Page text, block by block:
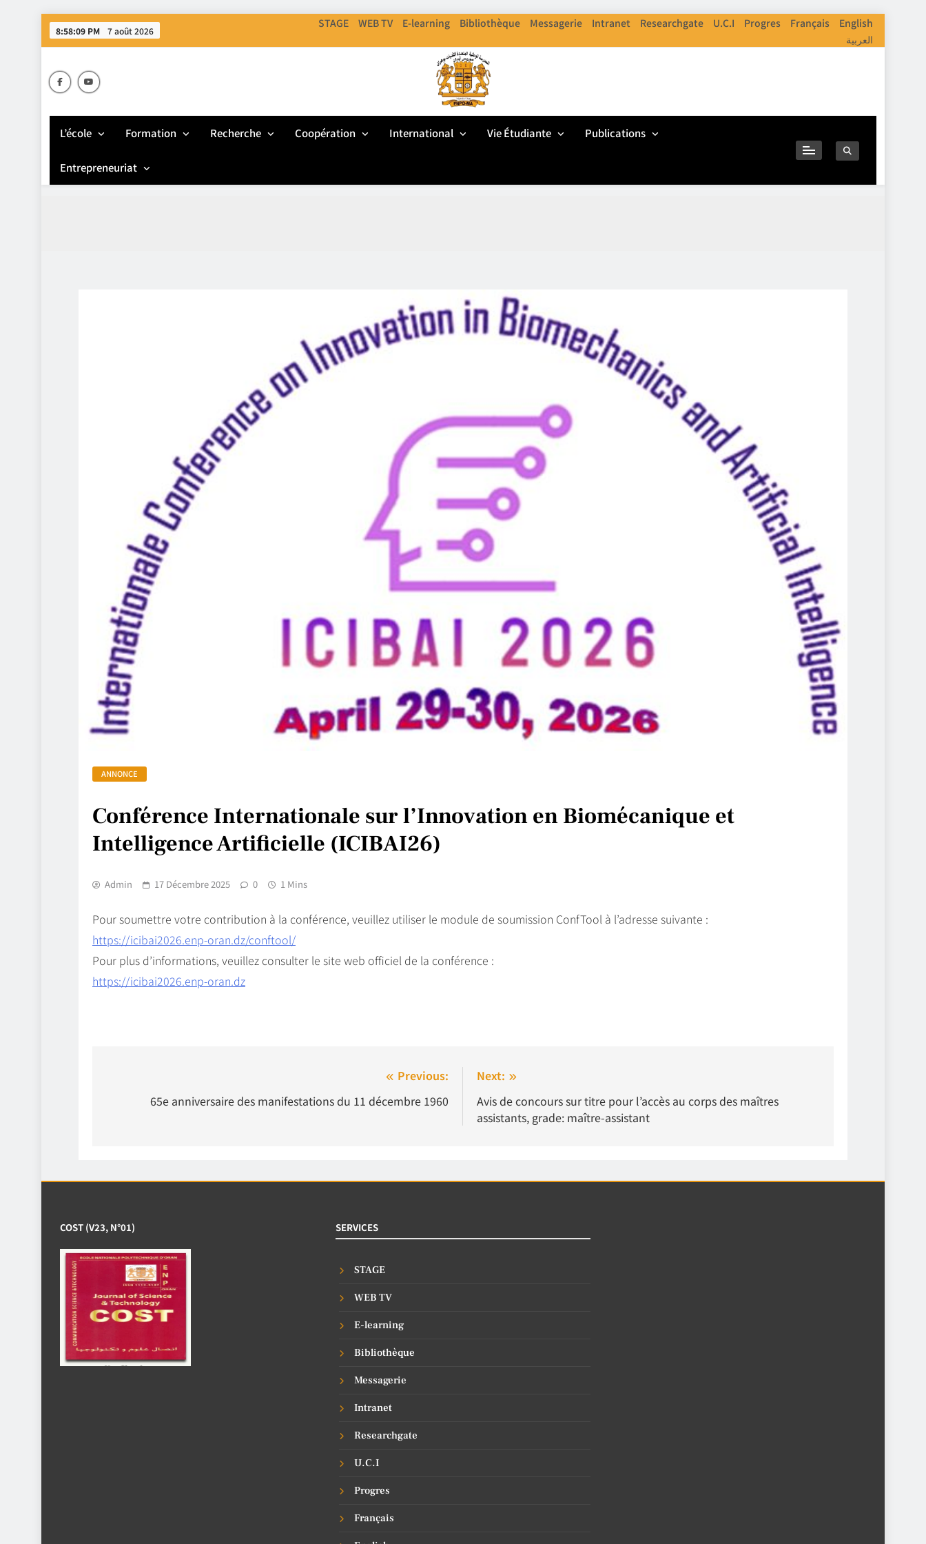
Skip
to 8:58:10 PM 7 août 2026
STAGE WEB TV E-learning Bibliothèque Messagerie Intranet Researchgate U.C.I Progres Français
English
العربية
ENPO
Ecole Nationale Polythechnique D'Oran
L’école Formation Recherche Coopération International Vie Étudiante Publications
Entrepreneuriat
ANNONCE
Conférence Internationale sur l’Innovation en Biomécanique et
Intelligence Artificielle (ICIBAI26)
Admin 17 Décembre 2025 0 1 Mins
Pour soumettre votre contribution à la conférence, veuillez utiliser le module de soumission ConfTool à l’adresse suivante :
https://icibai2026.enp-oran.dz/conftool/
Pour plus d’informations, veuillez consulter le site web officiel de la conférence :
https://icibai2026.enp-oran.dz
Previous:
65e anniversaire des manifestations du 11 décembre 1960
Next:
Avis de concours sur titre pour l’accès au corps des maîtres
assistants, grade: maître-assistant
COST (V23, N°01) SERVICES
STAGE
WEB TV
E-learning
Bibliothèque
Messagerie
Intranet
Researchgate
U.C.I
Progres
Français